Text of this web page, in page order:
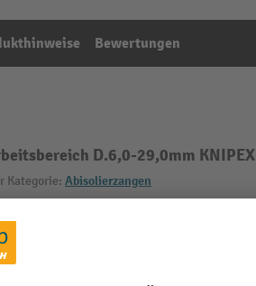
Bewertungen
D.6,0-29,0mm KNIPEX
Kategorie: Abisolierzangen